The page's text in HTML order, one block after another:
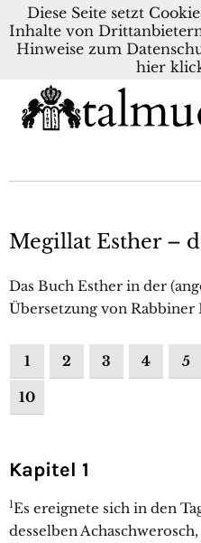
KONTAKT BLOG
Megillat Esther –
Das Buch Esther in der
Übersetzung von
1 2 3 4 5
10
Kapitel 1
1Es ereignete sich in den
desselben
Diese Seite setzt
Inhalte von
Hinweise zum
hier